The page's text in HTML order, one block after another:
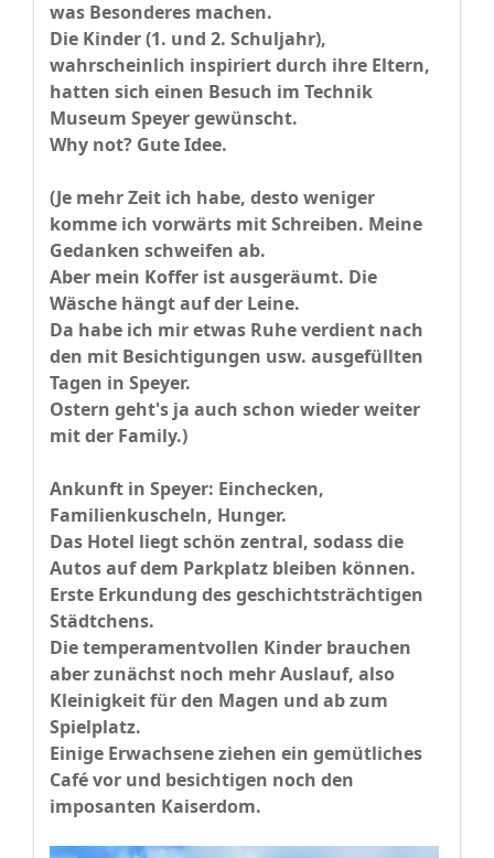
was Besonderes machen.
Die Kinder (1. und 2. Schuljahr),
wahrscheinlich inspiriert durch ihre Eltern,
hatten sich einen Besuch im Technik
Museum Speyer gewünscht.
Why not? Gute Idee.
(Je mehr Zeit ich habe, desto weniger
komme ich vorwärts mit Schreiben. Meine
Gedanken schweifen ab.
Aber mein Koffer ist ausgeräumt. Die
Wäsche hängt auf der Leine.
Da habe ich mir etwas Ruhe verdient nach
den mit Besichtigungen usw. ausgefüllten
Tagen in Speyer.
Ostern geht's ja auch schon wieder weiter
mit der Family.)
Ankunft in Speyer: Einchecken,
Familienkuscheln, Hunger.
Das Hotel liegt schön zentral, sodass die
Autos auf dem Parkplatz bleiben können.
Erste Erkundung des geschichtsträchtigen
Städtchens.
Die temperamentvollen Kinder brauchen
aber zunächst noch mehr Auslauf, also
Kleinigkeit für den Magen und ab zum
Spielplatz.
Einige Erwachsene ziehen ein gemütliches
Café vor und besichtigen noch den
imposanten Kaiserdom.